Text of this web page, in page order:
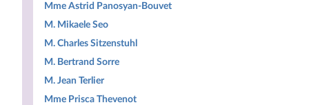
Mme Astrid Panosyan-Bouvet
M. Mikaele Seo
M. Charles Sitzenstuhl
M. Bertrand Sorre
M. Jean Terlier
Mme Prisca Thevenot